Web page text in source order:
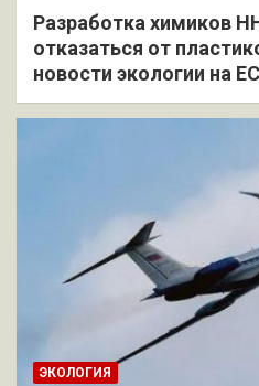
Разработка химиков
отказаться от
новости экологии на
ЭКОЛОГИЯ